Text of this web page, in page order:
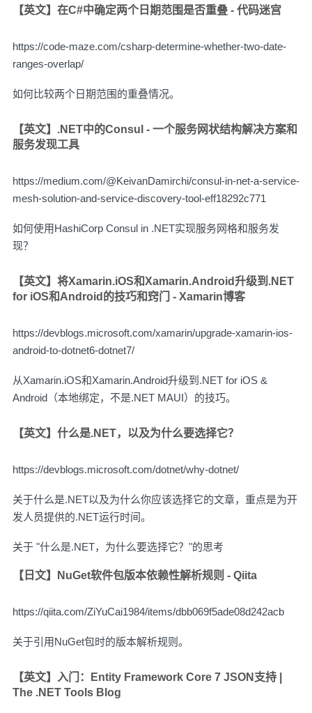
【英文】在C#中确定两个日期范围是否重叠 - 代码迷宫
https://code-maze.com/csharp-determine-whether-two-date-
ranges-overlap/
如何比较两个日期范围的重叠情况。
【英文】.NET中的Consul - 一个服务网状结构解决方案和
服务发现工具
https://medium.com/@KeivanDamirchi/consul-in-net-a-service-
mesh-solution-and-service-discovery-tool-eff18292c771
如何使用HashiCorp Consul in .NET实现服务网格和服务发
现？
【英文】将Xamarin.iOS和Xamarin.Android升级到.NET
for iOS和Android的技巧和窍门 - Xamarin博客
https://devblogs.microsoft.com/xamarin/upgrade-xamarin-ios-
android-to-dotnet6-dotnet7/
从Xamarin.iOS和Xamarin.Android升级到.NET for iOS &
Android（本地绑定，不是.NET MAUI）的技巧。
【英文】什么是.NET，以及为什么要选择它？
https://devblogs.microsoft.com/dotnet/why-dotnet/
关于什么是.NET以及为什么你应该选择它的文章，重点是为开
发人员提供的.NET运行时间。
关于 "什么是.NET，为什么要选择它？"的思考
【日文】NuGet软件包版本依赖性解析规则 - Qiita
https://qiita.com/ZiYuCai1984/items/dbb069f5ade08d242acb
关于引用NuGet包时的版本解析规则。
【英文】入门：Entity Framework Core 7 JSON支持 |
The .NET Tools Blog